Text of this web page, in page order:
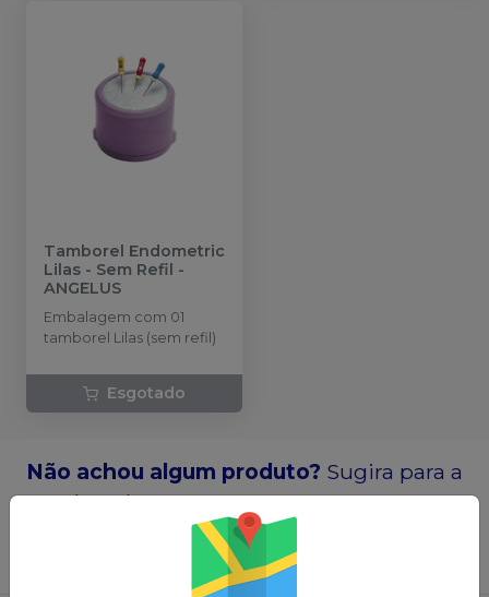
Tamborel Endometric
Lilas - Sem Refil -
ANGELUS
Embalagem com 01
tamborel Lilas (sem refil)
Esgotado
Não achou algum produto? Sugira para a
Saudental